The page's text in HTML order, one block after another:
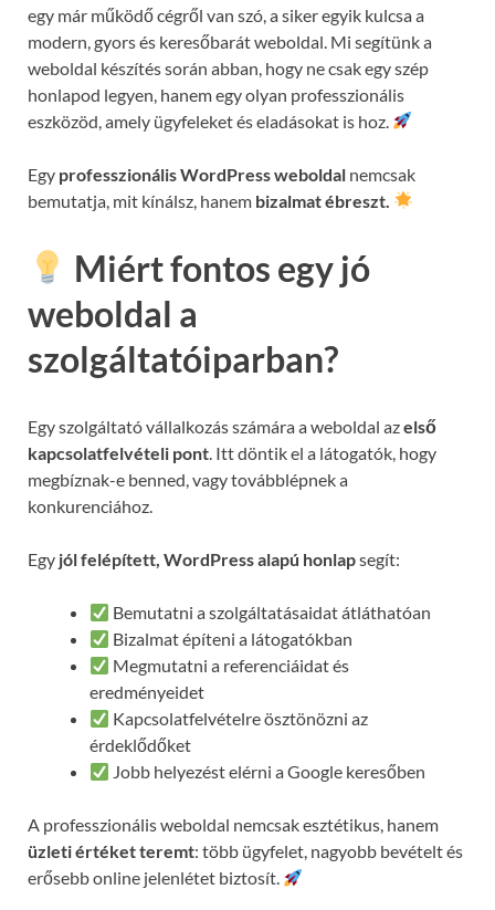
egy már működő cégről van szó, a siker egyik kulcsa a
modern, gyors és keresőbarát weboldal. Mi segítünk a
weboldal készítés során abban, hogy ne csak egy szép
honlapod legyen, hanem egy olyan professzionális
eszközöd, amely ügyfeleket és eladásokat is hoz.
Egy professzionális WordPress weboldal nemcsak
bemutatja, mit kínálsz, hanem bizalmat ébreszt.
Miért fontos egy jó
weboldal a
szolgáltatóiparban?
Egy szolgáltató vállalkozás számára a weboldal azelső
kapcsolatfelvételi pont. Itt döntik el a látogatók, hogy
megbíznak-e benned, vagy továbblépnek a
konkurenciához.
Egy jól felépített, WordPress alapú honlapsegít:
Bemutatni a szolgáltatásaidat átláthatóan
Bizalmat építeni a látogatókban
Megmutatni a referenciáidat és
eredményeidet
Kapcsolatfelvételre ösztönözni az
érdeklődőket
Jobb helyezést elérni a Google keresőben
A professzionális weboldal nemcsak esztétikus, hanem
üzleti értéket teremt: több ügyfelet, nagyobb bevételt és
erősebb online jelenlétet biztosít.